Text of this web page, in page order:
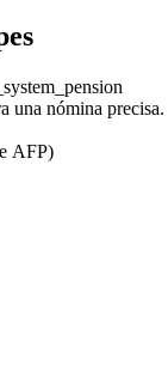
una nómina precisa.
AFP)